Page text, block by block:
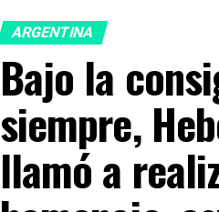
ARGENTINA
Bajo la
siempre,
llamó a